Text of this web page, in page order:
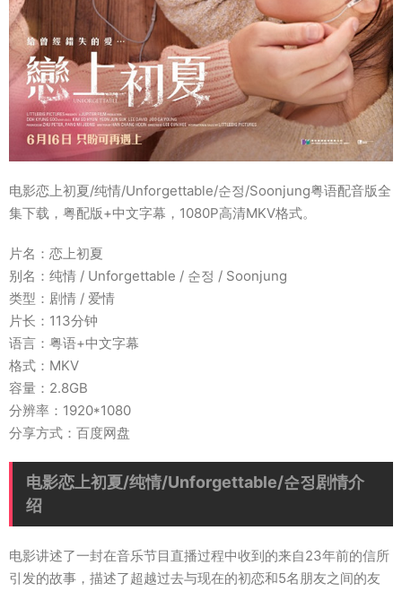
电影恋上初夏/纯情/Unforgettable/순정/Soonjung粤语配音版全
集下载，粤配版+中文字幕，1080P高清MKV格式。
片名：恋上初夏
别名：纯情 / Unforgettable / 순정 / Soonjung
类型：剧情 / 爱情
片长：113分钟
语言：粤语+中文字幕
格式：MKV
容量：2.8GB
分辨率：1920*1080
分享方式：百度网盘
电影恋上初夏/纯情/Unforgettable/순정剧情介
绍
电影讲述了一封在音乐节目直播过程中收到的来自23年前的信所
引发的故事，描述了超越过去与现在的初恋和5名朋友之间的友